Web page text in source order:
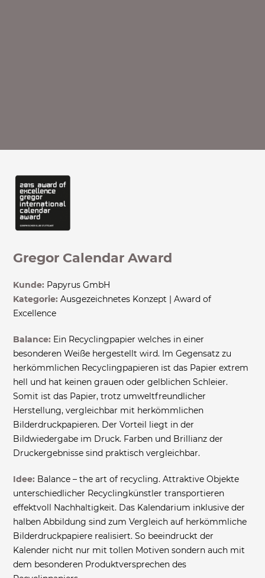
Gregor Calendar Award
Kunde: Papyrus GmbH
Kategorie:Ausgezeichnetes Konzept | Award of
Excellence
Balance: Ein Recyclingpapier welches in einer
besonderen Weiße hergestellt wird. Im Gegensatz zu
herkömmlichen Recyclingpapieren ist das Papier extrem
hell und hat keinen grauen oder gelblichen Schleier.
Somit ist das Papier, trotz umweltfreundlicher
Herstellung, vergleichbar mit herkömmlichen
Bilderdruckpapieren. Der Vorteil liegt in der
Bildwiedergabe im Druck. Farben und Brillianz der
Druckergebnisse sind praktisch vergleichbar.
Idee: Balance – the art of recycling. Attraktive Objekte
unterschiedlicher Recyclingkünstler transportieren
effektvoll Nachhaltigkeit. Das Kalendarium inklusive der
halben Abbildung sind zum Vergleich auf herkömmliche
Bilderdruckpapiere realisiert. So beeindruckt der
Kalender nicht nur mit tollen Motiven sondern auch mit
dem besonderen Produktversprechen des